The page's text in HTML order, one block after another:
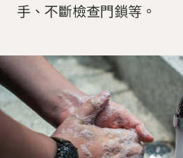
手、不斷檢查門鎖等。